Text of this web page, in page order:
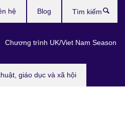
giáo dục và xã hội
Chương trình UK/Viet Nam Season
hệ Blog